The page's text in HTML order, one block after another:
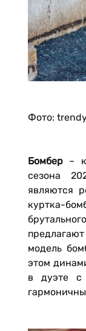
Фото:
Бомбер–
сезона
являются
куртка-
модель
этом
в дуэте с